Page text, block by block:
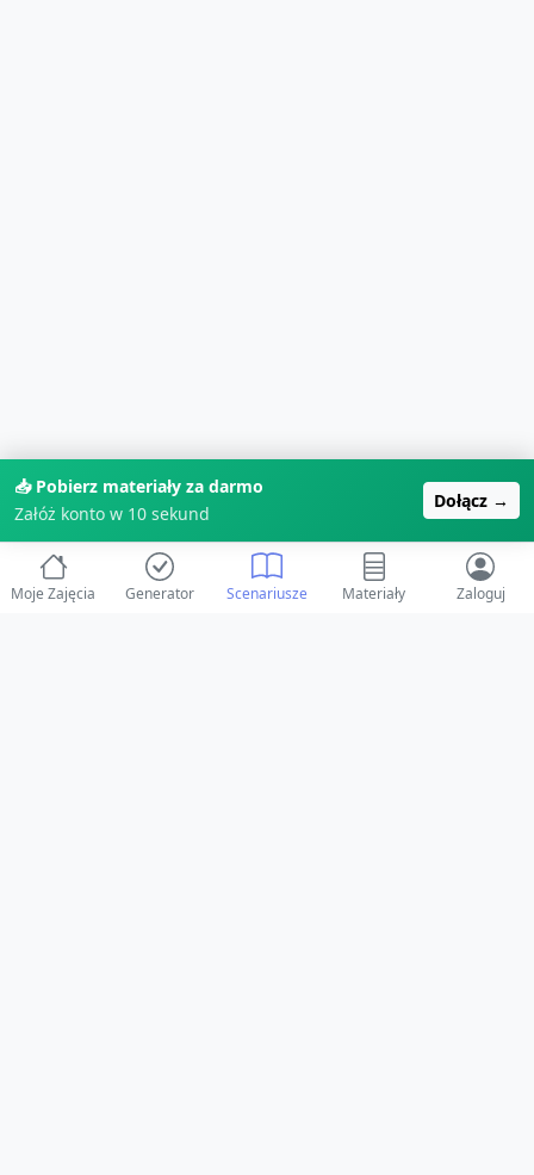
📥 Pobierz materiały za darmo
Załóż konto w 10 sekund
Dołącz →
Moje Zajęcia Generator Scenariusze Materiały Zaloguj